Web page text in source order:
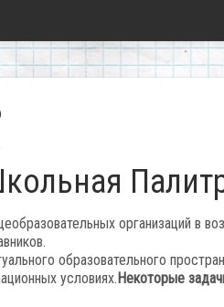
организаций в
образовательного
условиях. Некоторые